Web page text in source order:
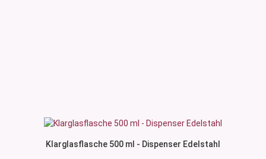
Klarglasflasche 500 ml - Dispenser Edelstahl